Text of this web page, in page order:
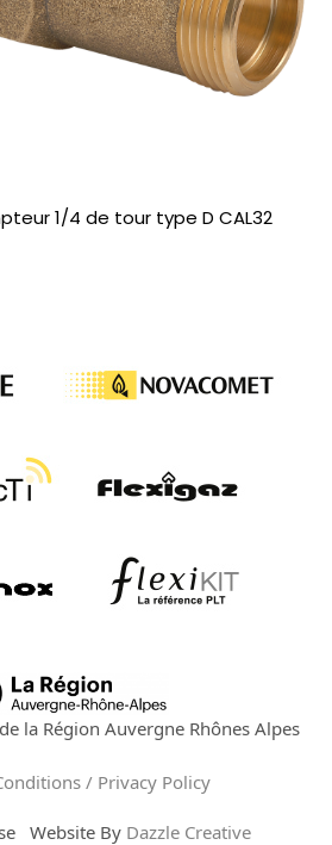
1/4 de tour type D CAL32
la Région Auvergne Rhônes Alpes
/ Privacy Policy
Website By Dazzle Creative